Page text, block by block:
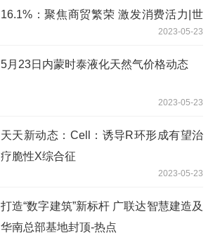
16.1%：聚焦商贸繁荣 激发消费活力|世
2023-05-23
5月23日内蒙时泰液化天然气价格动态
2023-05-23
天天新动态：Cell：诱导R环形成有望治
疗脆性X综合征
2023-05-23
打造“数字建筑”新标杆 广联达智慧建造及
华南总部基地封顶-热点